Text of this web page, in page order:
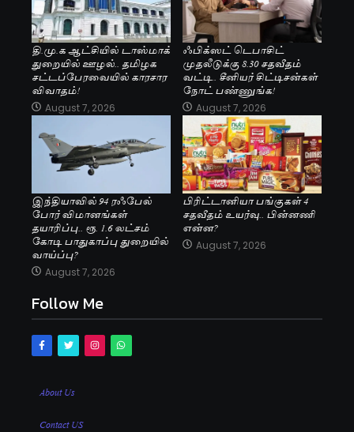
தி.மு.க ஆட்சியில் டாஸ்மாக்
துறையில் ஊழல்.. தமிழக
சட்டப்பேரவையில் காரசார
விவாதம்!
August 7, 2026
ஃபிக்ஸட் டெபாசிட்
முதலீடுக்கு 8.30 சதவீதம்
வட்டி.. சீனியர் சிட்டிசன்கள்
நோட் பண்ணுங்க!
August 7, 2026
இந்தியாவில் 94 ரஃபேல்
போர் விமானங்கள்
தயாரிப்பு.. ரூ. 1.6 லட்சம்
கோடி பாதுகாப்பு துறையில்
வாய்ப்பு?
August 7, 2026
பிரிட்டானியா பங்குகள் 4
சதவீதம் உயர்வு.. பின்னணி
என்ன?
August 7, 2026
Follow Me
About Us
Contact US